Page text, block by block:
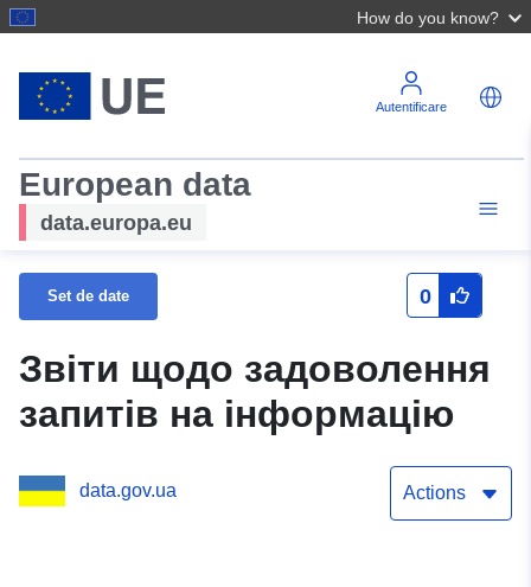
How do you know?
Autentificare
European data
data.europa.eu
Set de date 0
Звіти щодо задоволення
запитів на інформацію
data.gov.ua Actions